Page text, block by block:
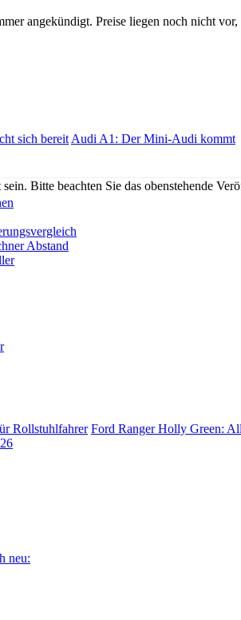
angekündigt. Preise liegen noch nicht
sich bereit Audi A1: Der Mini-Audi kommt
Bitte beachten Sie das obenstehende
Abstand
Rollstuhlfahrer Ford Ranger Holly Green:
neu: